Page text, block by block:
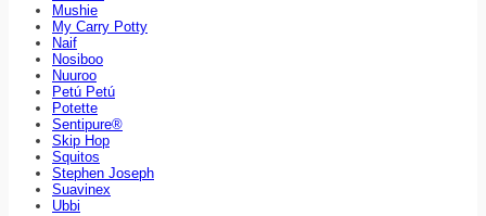
Mushie
My Carry Potty
Naif
Nosiboo
Nuuroo
Petú Petú
Potette
Sentipure®
Skip Hop
Squitos
Stephen Joseph
Suavinex
Ubbi